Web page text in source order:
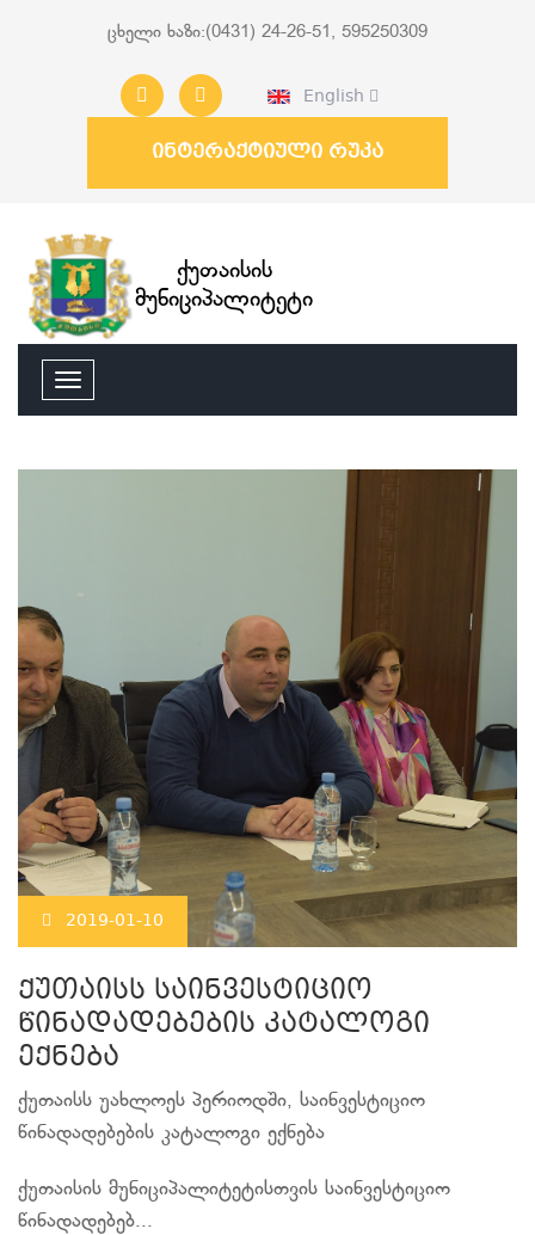
ცხელი ხაზი:(0431) 24-26-51, 595250309
English
ინტერაქტიული რუკა
ქუთაისის
მუნიციპალიტეტი
2019-01-10
ქუთაისს საინვესტიციო
წინადადებების კატალოგი
ექნება
ქუთაისს უახლოეს პერიოდში, საინვესტიციო
წინადადებების კატალოგი ექნება
ქუთაისის მუნიციპალიტეტისთვის საინვესტიციო
წინადადებებ...